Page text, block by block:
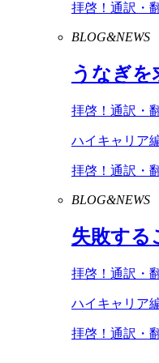
拝啓！通訳・
BLOG&NEWS
うなぎを
拝啓！通訳・
ハイキャリア
拝啓！通訳・
BLOG&NEWS
失敗する
拝啓！通訳・
ハイキャリア
拝啓！通訳・